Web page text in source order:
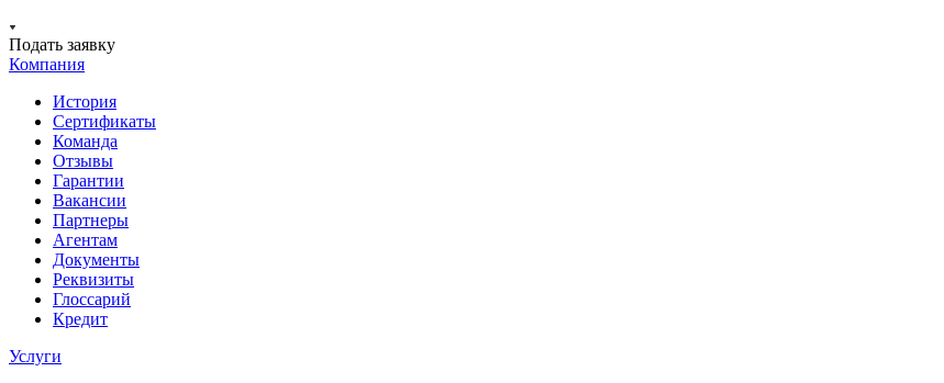
Подать заявку
Компания
История
Сертификаты
Команда
Отзывы
Гарантии
Вакансии
Партнеры
Агентам
Документы
Реквизиты
Глоссарий
Кредит
Услуги